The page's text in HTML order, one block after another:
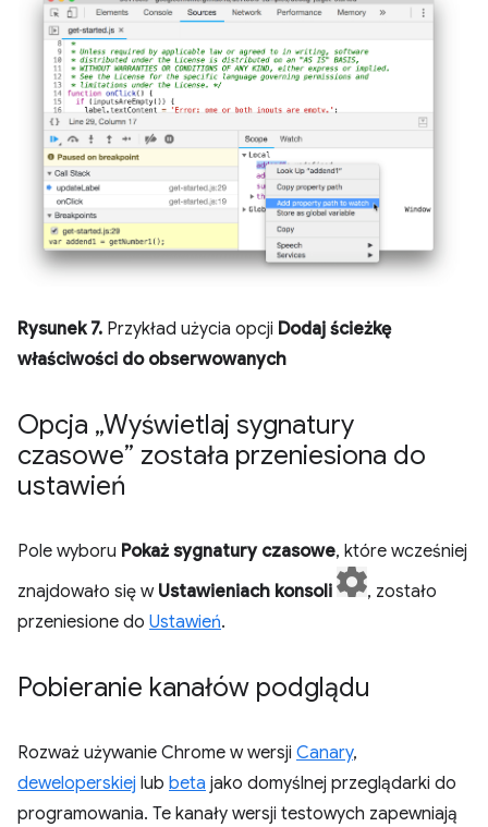
Rysunek 7. Przykład użycia opcji Dodaj ścieżkę
właściwości do obserwowanych
Opcja „Wyświetlaj sygnatury
czasowe” została przeniesiona do
ustawień
Pole wyboru Pokaż sygnatury czasowe, które wcześniej
znajdowało się w Ustawieniach konsoli
, zostało
przeniesione do Ustawień.
Pobieranie kanałów podglądu
Rozważ używanie Chrome w wersji Canary,
deweloperskiej lub beta jako domyślnej przeglądarki do
programowania. Te kanały wersji testowych zapewniają